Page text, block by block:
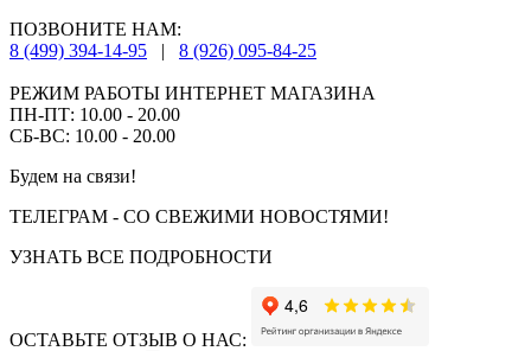
ПОЗВОНИТЕ НАМ:
8 (499) 394-14-95
| 8 (926) 095-84-25
РЕЖИМ РАБОТЫ ИНТЕРНЕТ МАГАЗИНА
ПН-ПТ: 10.00 - 20.00
СБ-ВС: 10.00 - 20.00
Будем на связи!
ТЕЛЕГРАМ - СО СВЕЖИМИ НОВОСТЯМИ!
УЗНАТЬ ВСЕ ПОДРОБНОСТИ
ОСТАВЬТЕ ОТЗЫВ О НАС: